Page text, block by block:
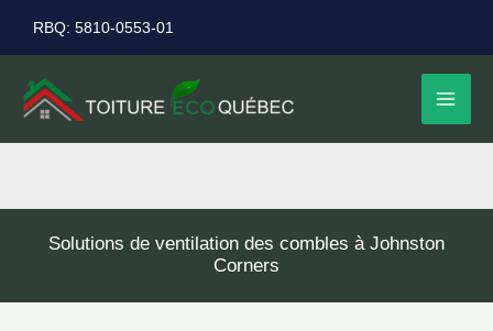
au
contenu
RBQ: 5810-0553-01
Solutions de ventilation des combles à Johnston
Corners